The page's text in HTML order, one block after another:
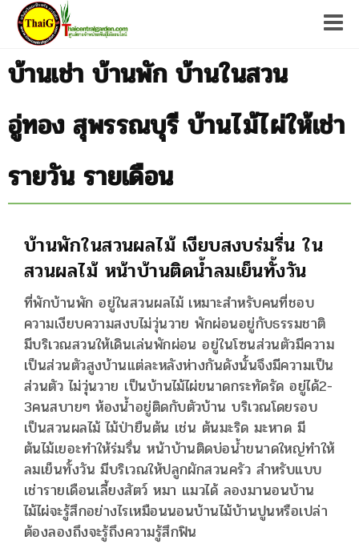
บ้านเช่า บ้านพัก บ้านในสวน
อู่ทอง สุพรรณบุรี บ้านไม้ไผ่ให้เช่า
รายวัน รายเดือน
บ้านพักในสวนผลไม้ เงียบสงบร่มรื่น ใน
สวนผลไม้ หน้าบ้านติดน้ำลมเย็นทั้งวัน
ที่พักบ้านพัก อยู่ในสวนผลไม้ เหมาะสำหรับคนที่ชอบ
ความเงียบความสงบไม่วุ่นวาย พักผ่อนอยู่กับธรรมชาติ
มีบริเวณสวนให้เดินเล่นพักผ่อน อยู่ในโซนส่วนตัวมีความ
เป็นส่วนตัวสูงบ้านแต่ละหลังห่างกันดังนั้นจึงมีความเป็น
ส่วนตัว ไม่วุ่นวาย เป็นบ้านไม้ไผ่ขนาดกระทัดรัด อยู่ได้2-
3คนสบายๆ ห้องน้ำอยู่ติดกับตัวบ้าน บริเวณโดยรอบ
เป็นสวนผลไม้ ไม้ป่ายืนต้น เช่น ต้นมะริด มะหาด มี
ต้นไม้เยอะทำให้ร่มรื่น หน้าบ้านติดบ่อน้ำขนาดใหญ่ทำให้
ลมเย็นทั้งวัน มีบริเวณให้ปลูกผักสวนครัว สำหรับแบบ
เช่ารายเดือนเลี้ยงสัตว์ หมา แมวได้ ลองมานอนบ้าน
ไม้ไผ่จะรู้สึกอย่างไรเหมือนนอนบ้านไม้บ้านปูนหรือเปล่า
ต้องลองถึงจะรู้ถึงความรู้สึกฟิน